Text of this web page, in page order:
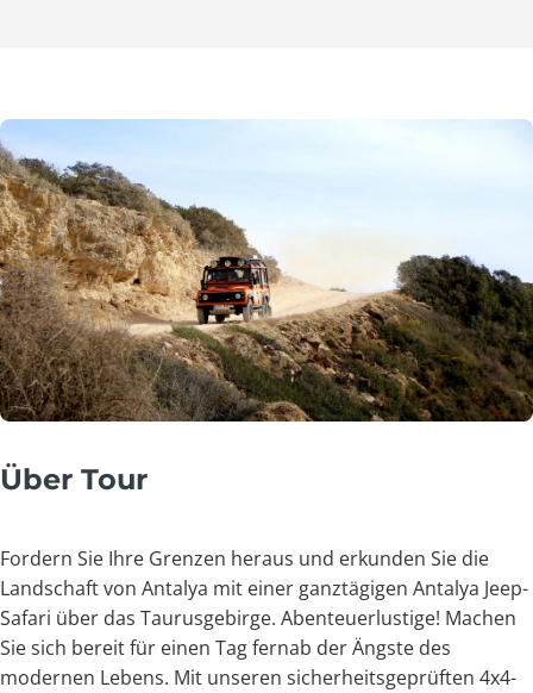
Über Tour
Fordern Sie Ihre Grenzen heraus und erkunden Sie die
Landschaft von Antalya mit einer ganztägigen Antalya Jeep-
Safari über das Taurusgebirge. Abenteuerlustige! Machen
Sie sich bereit für einen Tag fernab der Ängste des
modernen Lebens. Mit unseren sicherheitsgeprüften 4x4-